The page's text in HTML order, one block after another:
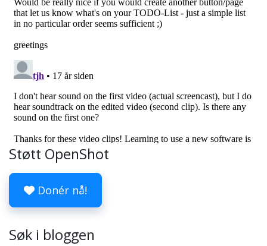
Støtt OpenShot
Donér nå!
Søk i bloggen